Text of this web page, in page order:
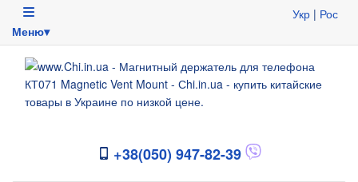
Меню▾
Укр | Рос
+38(050) 947-82-39